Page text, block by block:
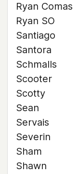
Ryan Comas
Ryan SO
Santiago
Santora
Schmalls
Scooter
Scotty
Sean
Servais
Severin
Sham
Shawn